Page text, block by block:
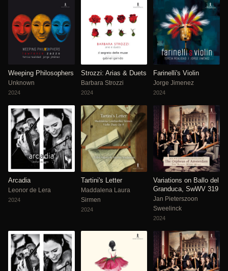
Weeping Philosophers
Unknown
2024
Strozzi: Arias & Duets
Barbara Strozzi
2024
Farinelli's Violin
Jorge Jimenez
2024
Arcadia
Leonor de Lera
2024
Tartini's Letter
Maddalena Laura
Sirmen
2024
Variations on Ballo del
Granduca, SwWV 319
Jan Pieterszoon
Sweelinck
2024